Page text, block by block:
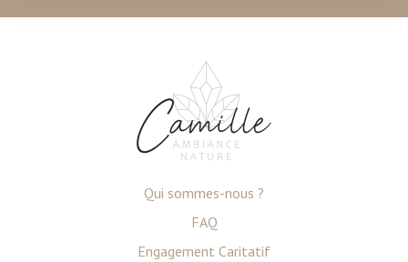
personnelles et définir vos préférences, reportez-vous à
votre consentement à tout moment à partir de la
déclaration sur les cookies.
Les cookies nous permettent de personnaliser le contenu
et les annonces, d'offrir des fonctionnalités relatives aux
partageons également des informations sur l'utilisation de
notre site avec nos partenaires de médias sociaux, de
Qui sommes-nous ?
FAQ
Engagement Caritatif